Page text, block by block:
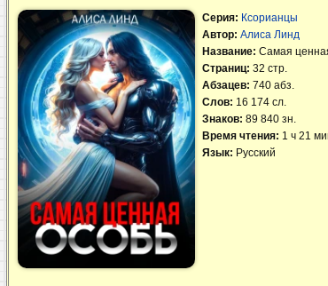
Серия: Ксорианцы
Автор:Алиса Линд
Название:Самая
Страниц:32 стр.
Абзацев:740 абз.
Слов: 16 174 сл.
Знаков:89 840 зн.
Время чтения: 1 ч 21
Язык: Русский